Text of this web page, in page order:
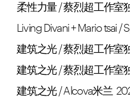
柔性力量 / 蔡烈超工作室
Living Divani + Mario tsai /
建筑之光 / 蔡烈超工作室
建筑之光 / 蔡烈超工作室
建筑之光 / Alcova米兰